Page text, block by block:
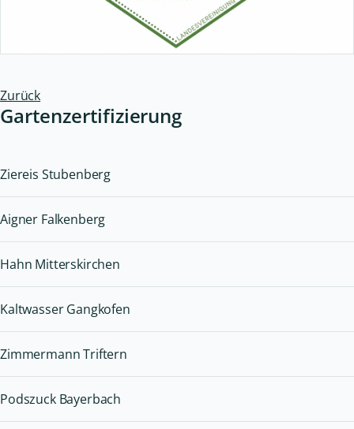
Zurück
Gartenzertifizierung
Ziereis Stubenberg
Aigner Falkenberg
Hahn Mitterskirchen
Kaltwasser Gangkofen
Zimmermann Triftern
Podszuck Bayerbach